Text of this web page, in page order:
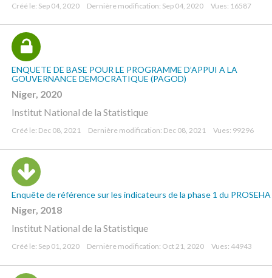
Créé le: Sep 04, 2020 Dernière modification: Sep 04, 2020 Vues: 16587
ENQUETE DE BASE POUR LE PROGRAMME D’APPUI A LA
GOUVERNANCE DEMOCRATIQUE (PAGOD)
Niger, 2020
Institut National de la Statistique
Créé le: Dec 08, 2021 Dernière modification: Dec 08, 2021 Vues: 99296
Enquête de référence sur les indicateurs de la phase 1 du PROSEHA
Niger, 2018
Institut National de la Statistique
Créé le: Sep 01, 2020 Dernière modification: Oct 21, 2020 Vues: 44943